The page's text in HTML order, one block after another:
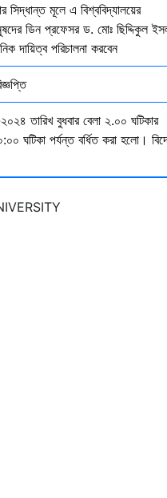
মূলে এ বিশ্ববিদ্যালয়ের
ডিন প্রফেসর ড. মোঃ ছিদ্দিকুল
দায়িত্ব পরিচালনা করবেন
তারিখ বুধবার বেলা ২.০০ ঘটিকার
ঘটিকা পর্যন্ত বর্ধিত করা হলো।